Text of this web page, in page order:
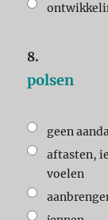
8.
polsen
geen
aftasten,
voelen